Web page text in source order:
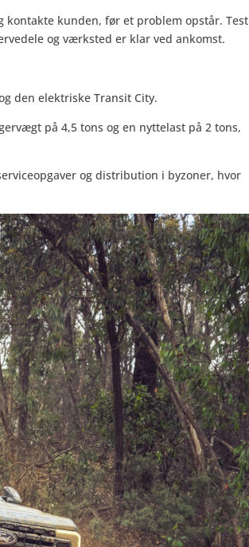
kunden, før et problem opstår. Test
og værksted er klar ved ankomst.
den elektriske Transit City.
på 4,5 tons og en nyttelast på 2 tons,
og distribution i byzoner, hvor